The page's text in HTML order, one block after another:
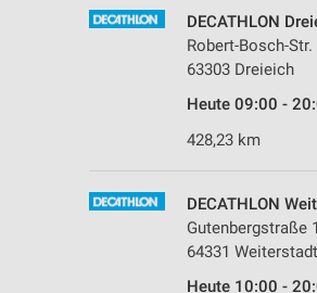
DECATHLON
Robert-Bosch-Str.
63303 Dreieich
Heute 09:00 -
428,23 km
DECATHLON
Gutenbergstraße 1
64331 Weiterstadt
Heute 10:00 -
IAB-Besonderheiten:
Verwendung genauer Standortdaten
Performance